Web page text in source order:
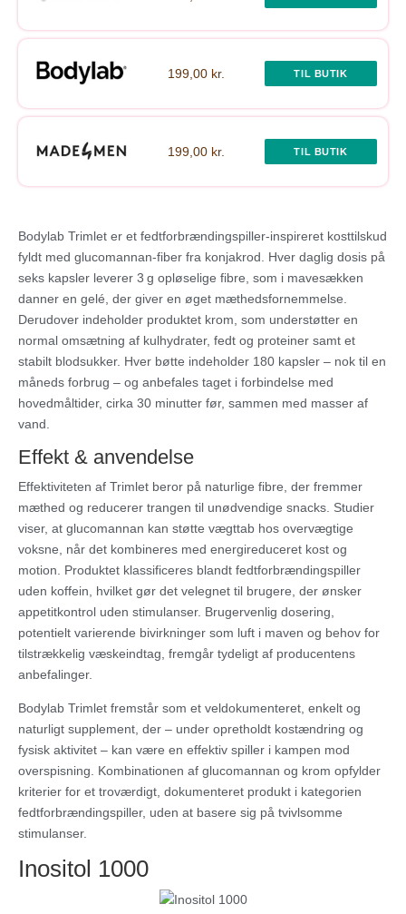
199,00 kr. TIL BUTIK
199,00 kr. TIL BUTIK
Bodylab Trimlet er et fedtforbrændingspiller-inspireret kosttilskud
fyldt med glucomannan‑fiber fra konjakrod. Hver daglig dosis på
seks kapsler leverer 3 g opløselige fibre, som i mavesækken
danner en gelé, der giver en øget mæthedsfornemmelse.
Derudover indeholder produktet krom, som understøtter en
normal omsætning af kulhydrater, fedt og proteiner samt et
stabilt blodsukker. Hver bøtte indeholder 180 kapsler – nok til en
måneds forbrug – og anbefales taget i forbindelse med
hovedmåltider, cirka 30 minutter før, sammen med masser af
vand.
Effekt & anvendelse
Effektiviteten af Trimlet beror på naturlige fibre, der fremmer
mæthed og reducerer trangen til unødvendige snacks. Studier
viser, at glucomannan kan støtte vægttab hos overvægtige
voksne, når det kombineres med energireduceret kost og
motion. Produktet klassificeres blandt fedtforbrændingspiller
uden koffein, hvilket gør det velegnet til brugere, der ønsker
appetitkontrol uden stimulanser. Brugervenlig dosering,
potentielt varierende bivirkninger som luft i maven og behov for
tilstrækkelig væskeindtag, fremgår tydeligt af producentens
anbefalinger.
Bodylab Trimlet fremstår som et veldokumenteret, enkelt og
naturligt supplement, der – under opretholdt kostændring og
fysisk aktivitet – kan være en effektiv spiller i kampen mod
overspisning. Kombinationen af glucomannan og krom opfylder
kriterier for et troværdigt, dokumenteret produkt i kategorien
fedtforbrændingspiller, uden at basere sig på tvivlsomme
stimulanser.
Inositol 1000